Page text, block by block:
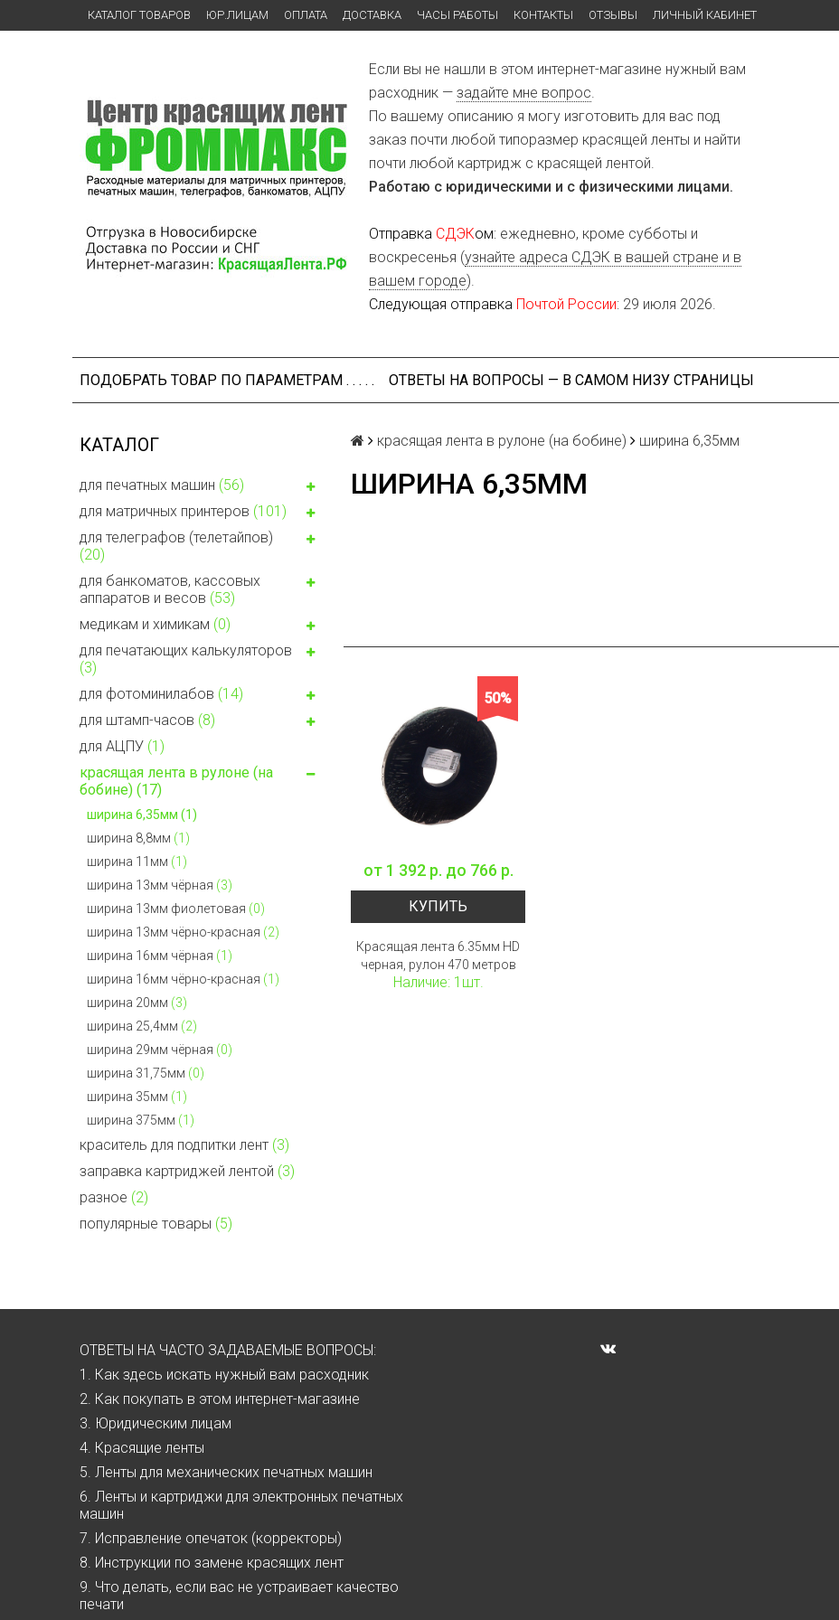
КАТАЛОГ ТОВАРОВ ЮР.ЛИЦАМ ОПЛАТА ДОСТАВКА ЧАСЫ РАБОТЫ КОНТАКТЫ ОТЗЫВЫ ЛИЧНЫЙ КАБИНЕТ
Если вы не нашли в этом интернет-магазине нужный вам
расходник — задайте мне вопрос
По вашему описанию я могу изготовить для вас под
заказ почти любой типоразмер красящей ленты и найти
почти любой картридж с красящей лентой.
Работаю с юридическими и с физическими лицами.
Отправка СДЭКом: ежедневно, кроме субботы и
воскресенья (узнайте адреса СДЭК в вашей стране и в
вашем городе).
Следующая отправка Почтой России: 29 июля 2026.
ПОДОБРАТЬ ТОВАР ПО ПАРАМЕТРАМ . . . . . ОТВЕТЫ НА ВОПРОСЫ — В САМОМ НИЗУ СТРАНИЦЫ
КАТАЛОГ
для печатных машин (56)
для матричных принтеров (101)
для телеграфов (телетайпов)
(20)
для банкоматов, кассовых
аппаратов и весов (53)
медикам и химикам (0)
для печатающих калькуляторов
(3)
для фотоминилабов (14)
для штамп-часов (8)
для АЦПУ (1)
красящая лента в рулоне (на
бобине) (17)
ширина 6,35мм (1)
ширина 8,8мм (1)
ширина 11мм (1)
ширина 13мм чёрная (3)
ширина 13мм фиолетовая (0)
ширина 13мм чёрно-красная (2)
ширина 16мм чёрная (1)
ширина 16мм чёрно-красная (1)
ширина 20мм (3)
ширина 25,4мм (2)
ширина 29мм чёрная (0)
ширина 31,75мм (0)
ширина 35мм (1)
ширина 375мм (1)
краситель для подпитки лент (3)
заправка картриджей лентой (3)
разное (2)
популярные товары (5)
красящая лента в рулоне (на бобине) ширина 6,35мм
ШИРИНА 6,35ММ
50%
от 1 392 р. до 766 р.
КУПИТЬ
Красящая лента 6.35мм HD
черная, рулон 470 метров
Наличие: 1шт.
ОТВЕТЫ НА ЧАСТО ЗАДАВАЕМЫЕ ВОПРОСЫ:
1. Как здесь искать нужный вам расходник
2. Как покупать в этом интернет-магазине
3. Юридическим лицам
4. Красящие ленты
5. Ленты для механических печатных машин
6. Ленты и картриджи для электронных печатных
машин
7. Исправление опечаток (корректоры)
8. Инструкции по замене красящих лент
9. Что делать, если вас не устраивает качество
печати